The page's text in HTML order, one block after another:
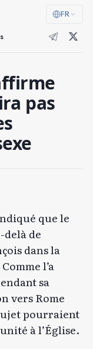
FR
pas
que le
delà de
dans la
l’a
sa
vers Rome
pourraient
à l’Église.